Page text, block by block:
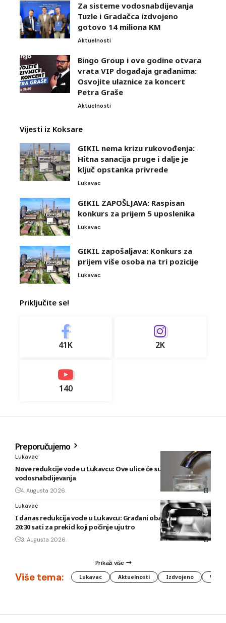
Za sisteme vodosnabdijevanja
Tuzle i Gradačca izdvojeno
gotovo 14 miliona KM
Aktuelnosti
Bingo Group i ove godine otvara
vrata VIP događaja građanima:
Osvojite ulaznice za koncert
Petra Graše
Aktuelnosti
Vijesti iz Koksare
GIKIL nema krizu rukovođenja:
Hitna sanacija pruge i dalje je
ključ opstanka privrede
Lukavac
GIKIL ZAPOŠLJAVA: Raspisan
konkurs za prijem 5 uposlenika
Lukavac
GIKIL zapošaljava: Konkurs za
prijem više osoba na tri pozicije
Lukavac
Priključite se!
41K 2K
140
Preporučujemo
Lukavac
Nove redukcije vode u Lukavcu: Ove ulice će sutra biti bez
vodosnabdijevanja
4. Augusta 2026.
Lukavac
I danas redukcija vode u Lukavcu: Građani obaviješteni tek u
20:30 sati za prekid koji počinje ujutro
3. Augusta 2026.
Prikaži više
Više tema: Lukavac Aktuelnosti Izdvojeno